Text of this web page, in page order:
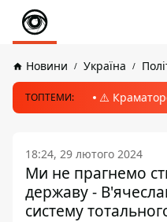
Новини Україна
ТОПТЕМИ: ⚠️
18:24, 29 лютого 2024
Ми не прагнемо
державу -
систему